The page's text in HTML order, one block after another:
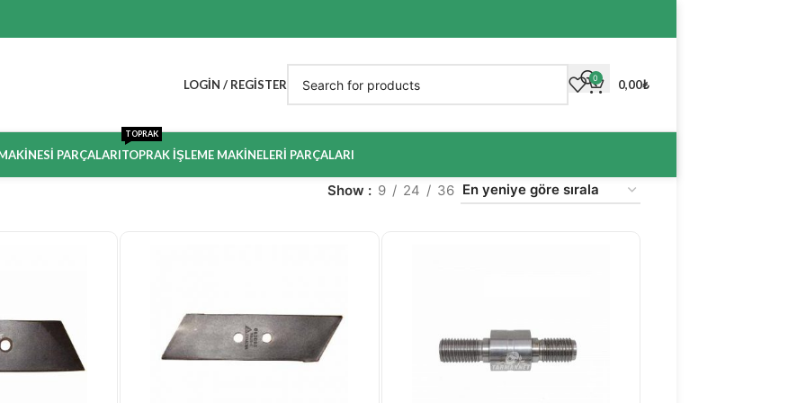
LOGIN / REGISTER 0 0,00₺
PARÇALARITOPRAK İŞLEME MAKINELERI PARÇALARI
TOPRAK
Show 9 24 36